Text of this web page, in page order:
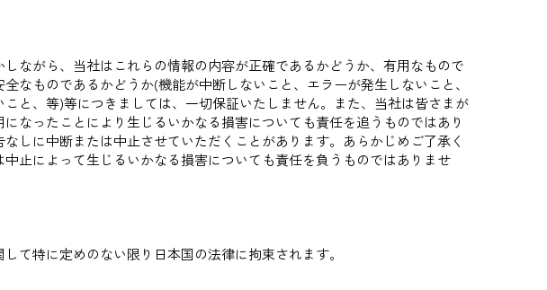
ながら、当社はこれらの情報の内容が正確であるかどうか、有用なもので
なものであるかどうか(機能が中断しないこと、エラーが発生しないこと、
と、等)等につきましては、一切保証いたしません。また、当社は皆さまが
なったことにより生じるいかなる損害についても責任を追うものではあり
しに中断または中止させていただくことがあります。あらかじめご了承く
止によって生じるいかなる損害についても責任を負うものではありませ
て特に定めのない限り日本国の法律に拘束されます。